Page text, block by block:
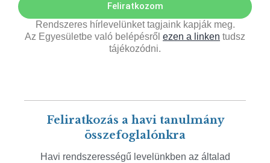
Feliratkozom
Rendszeres hírlevelünket tagjaink kapják meg.
Az Egyesületbe való belépésről ezen a linken tudsz
tájékozódni.
Feliratkozás a havi tanulmány
összefoglalónkra
Havi rendszerességű levelünkben az általad